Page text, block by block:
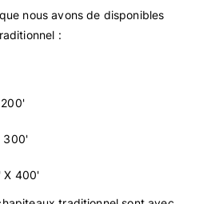
nous avons de disponibles
:
300'
X 400'